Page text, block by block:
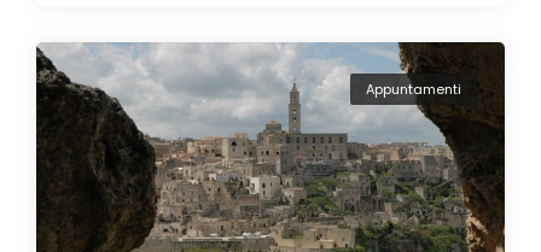
Appuntamenti